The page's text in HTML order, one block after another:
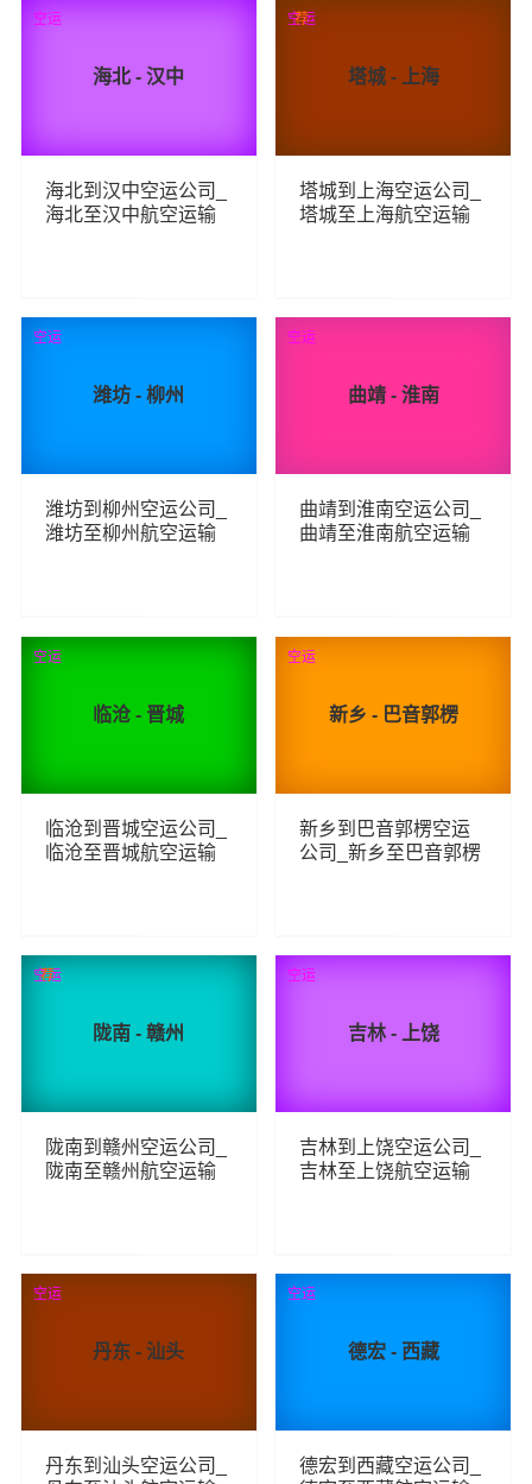
海北 - 汉中
海北到汉中空运公司_
海北至汉中航空运输
107 查看详细
空运
塔城 - 上海
塔城到上海空运公司_
塔城至上海航空运输
168 查看详细
空运
荐
潍坊 - 柳州
潍坊到柳州空运公司_
潍坊至柳州航空运输
154 查看详细
空运
曲靖 - 淮南
曲靖到淮南空运公司_
曲靖至淮南航空运输
118 查看详细
空运
临沧 - 晋城
临沧到晋城空运公司_
临沧至晋城航空运输
140 查看详细
空运
新乡 - 巴音郭楞
新乡到巴音郭楞空运
公司_新乡至巴音郭楞
111 查看详细
空运
陇南 - 赣州
陇南到赣州空运公司_
陇南至赣州航空运输
160 查看详细
空运
荐
吉林 - 上饶
吉林到上饶空运公司_
吉林至上饶航空运输
192 查看详细
空运
丹东 - 汕头
丹东到汕头空运公司_
空运
德宏 - 西藏
德宏到西藏空运公司_
空运